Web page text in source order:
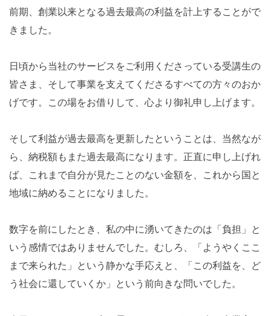
前期、創業以来となる過去最高の利益を計上することがで
きました。
日頃から当社のサービスをご利用くださっている受講生の
皆さま、そして事業を支えてくださるすべての方々のおか
げです。この場をお借りして、心より御礼申し上げます。
そして利益が過去最高を更新したということは、当然なが
ら、納税額もまた過去最高になります。正直に申し上げれ
ば、これまで自分が見たことのない金額を、これから国と
地域に納めることになりました。
数字を前にしたとき、私の中に湧いてきたのは「負担」と
いう感情ではありませんでした。むしろ、「ようやくここ
まで来られた」という静かな手応えと、「この利益を、ど
う社会に還していくか」という前向きな問いでした。